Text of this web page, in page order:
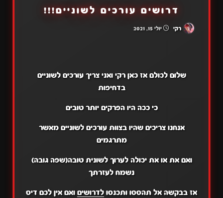
דרושים עורכים לשוניים!!!
רקי יולי 15, 2021
שלום לכולם אז כאן רקי ואני צריך עורכים לשוניים
בדחיפות
כי ככה היו הפרקים יותר טובים
אנחנו צריכים שהיו בצוות עורכים לשוניים מאשר
מתרגמים
ואם את או את יכולה לערוך לשונית טובה(שפה גובה)
נשמח לעזרתך
אז בבקשה אל תהססו ותכנסולדרושיםואם אין לכם דיס